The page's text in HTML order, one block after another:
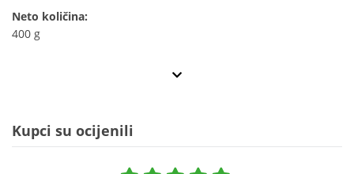
Neto količina:
400 g
Kupci su ocijenili